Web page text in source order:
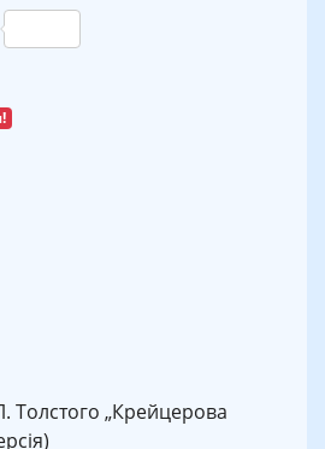
Поділитися
Толстого „Крейцерова